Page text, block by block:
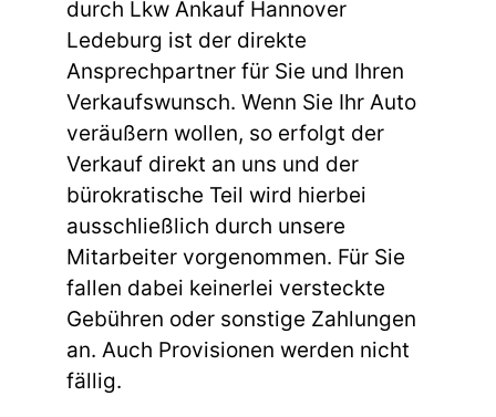
durch Lkw Ankauf Hannover
Ledeburg ist der direkte
Ansprechpartner für Sie und Ihren
Verkaufswunsch. Wenn Sie Ihr Auto
veräußern wollen, so erfolgt der
Verkauf direkt an uns und der
bürokratische Teil wird hierbei
ausschließlich durch unsere
Mitarbeiter vorgenommen. Für Sie
fallen dabei keinerlei versteckte
Gebühren oder sonstige Zahlungen
an. Auch Provisionen werden nicht
fällig.